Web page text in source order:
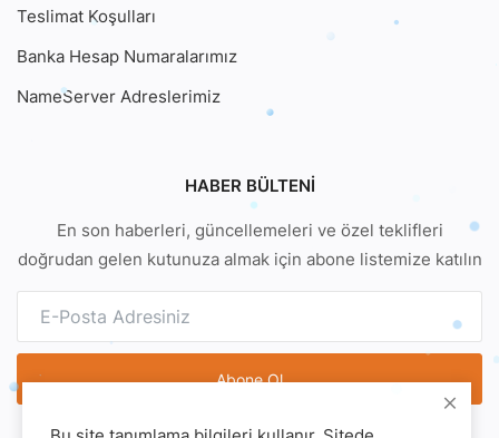
Teslimat Koşulları
Banka Hesap Numaralarımız
NameServer Adreslerimiz
HABER BÜLTENI
En son haberleri, güncellemeleri ve özel teklifleri
doğrudan gelen kutunuza almak için abone listemize katılın
Abone Ol